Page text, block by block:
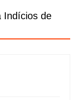
Indícios de